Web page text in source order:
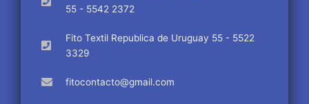
55 - 5542 2372
Fito Textil Republica de Uruguay 55 - 5522
3329
fitocontacto@gmail.com